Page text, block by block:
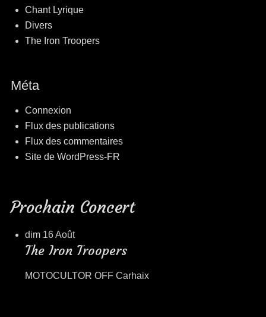
Chant Lyrique
Divers
The Iron Troopers
Méta
Connexion
Flux des publications
Flux des commentaires
Site de WordPress-FR
Prochain Concert
dim 16 Août
The Iron Troopers
MOTOCULTOR OFF Carhaix